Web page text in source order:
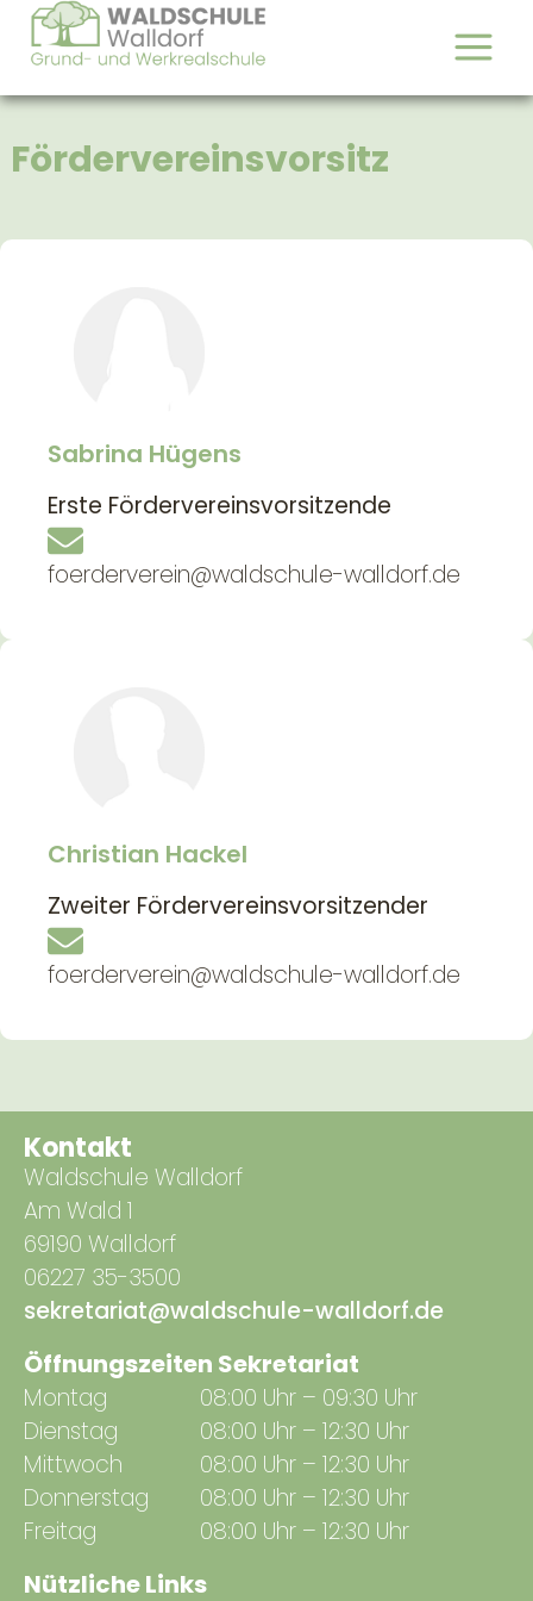
Fördervereinsvorsitz
Sabrina Hügens
Erste Fördervereinsvorsitzende
foerderverein@waldschule-walldorf.de
Christian Hackel
Zweiter Fördervereinsvorsitzender
foerderverein@waldschule-walldorf.de
Kontakt
Waldschule Walldorf
Am Wald 1
69190 Walldorf
06227 35-3500
sekretariat@waldschule-walldorf.de
Öffnungszeiten Sekretariat
Montag
08:00 Uhr – 09:30 Uhr
Dienstag
08:00 Uhr – 12:30 Uhr
Mittwoch
08:00 Uhr – 12:30 Uhr
Donnerstag
08:00 Uhr – 12:30 Uhr
Freitag
08:00 Uhr – 12:30 Uhr
Nützliche Links